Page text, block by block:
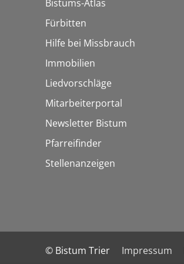
Bistums-Atlas
Fürbitten
Hilfe bei Missbrauch
Immobilien
Liedvorschläge
Mitarbeiterportal
Newsletter Bistum
Pfarreifinder
Stellenanzeigen
© Bistum Trier Impressum